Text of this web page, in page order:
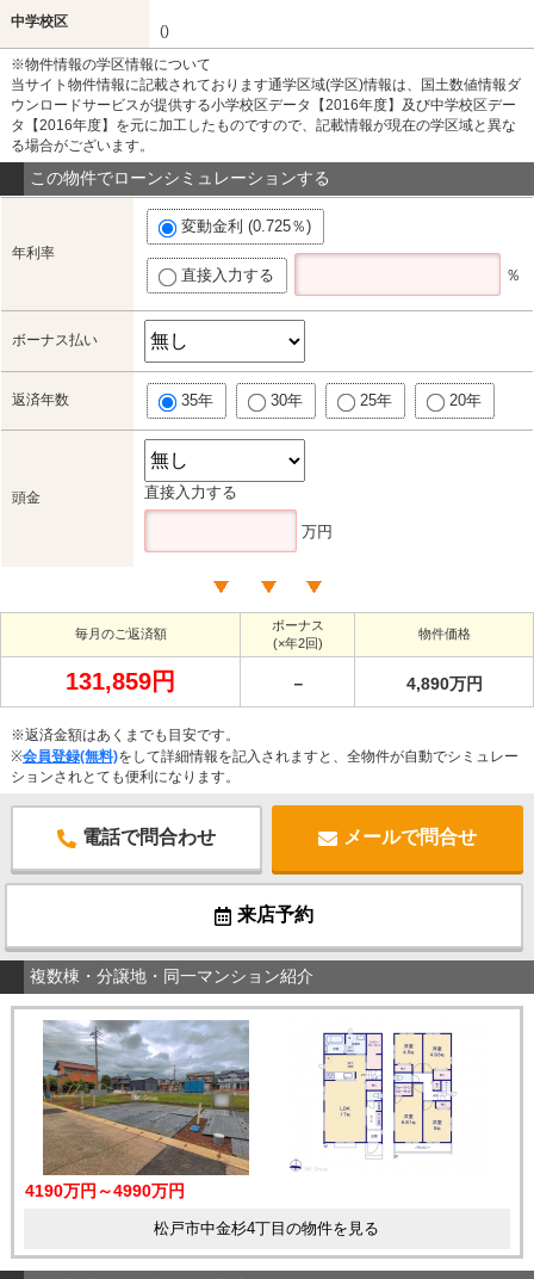
中学校区
()
※物件情報の学区情報について
当サイト物件情報に記載されております通学区域(学区)情報は、国土数値情報ダ
ウンロードサービスが提供する小学校区データ【2016年度】及び中学校区デー
タ【2016年度】を元に加工したものですので、記載情報が現在の学区域と異な
る場合がございます。
この物件でローンシミュレーションする
年利率
変動金利 (0.725％)
直接入力する ％
ボーナス払い
返済年数 35年 30年 25年 20年
頭金 直接入力する
万円
毎月のご返済額
ボーナス
(×年2回)
物件価格
131,859円 － 4,890万円
※返済金額はあくまでも目安です。
※会員登録(無料)をして詳細情報を記入されますと、全物件が自動でシミュレー
ションされとても便利になります。
電話で問合わせ メールで問合せ
来店予約
複数棟・分譲地・同一マンション紹介
4190万円～4990万円
松戸市中金杉4丁目の物件を見る